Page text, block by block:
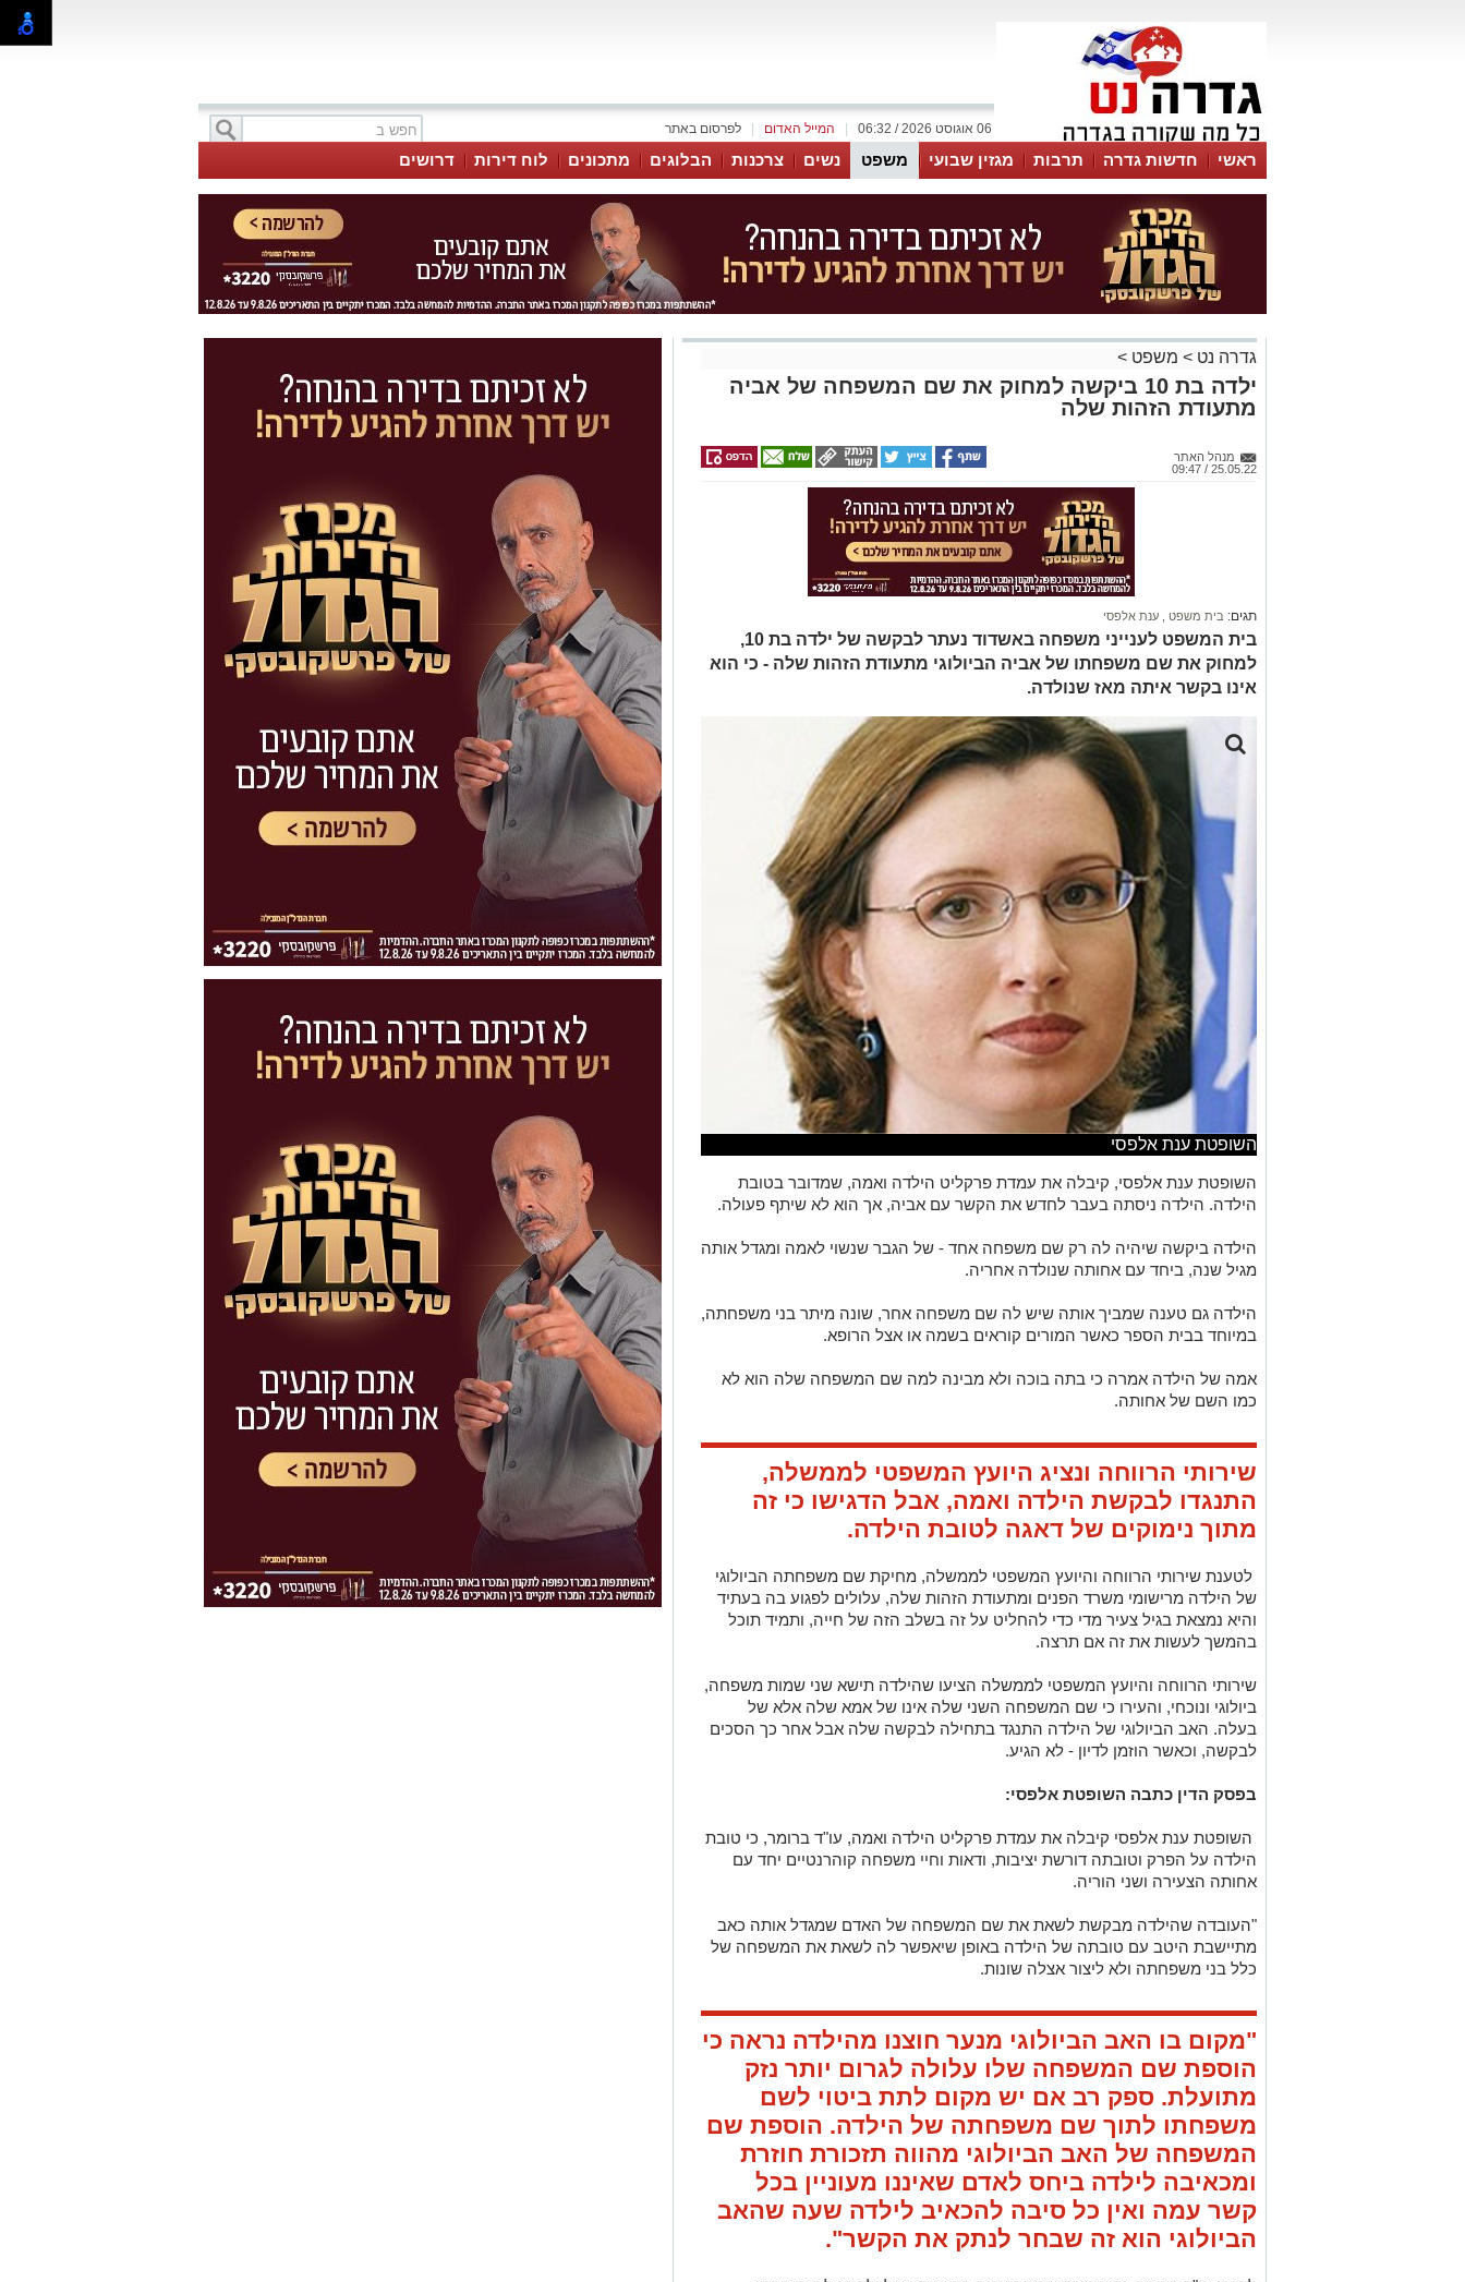
לפרסום באתר המייל האדום 06 אוגוסט 2026 / 06:32
ראשי חדשות גדרה תרבות מגזין שבועי משפט נשים צרכנות הבלוגים מתכונים לוח דירות דרושים
גדרה נט > משפט >
ילדה בת 10 ביקשה למחוק את שם המשפחה של אביה
מתעודת הזהות שלה
מנהל האתר
25.05.22 / 09:47
תגים: בית משפט ענת אלפסי
בית המשפט לענייני משפחה באשדוד נעתר לבקשה של ילדה בת 10,
למחוק את שם משפחתו של אביה הביולוגי מתעודת הזהות שלה - כי הוא
אינו בקשר איתה מאז שנולדה.
השופטת ענת אלפסי
השופטת ענת אלפסי, קיבלה את עמדת פרקליט הילדה ואמה, שמדובר בטובת
הילדה. הילדה ניסתה בעבר לחדש את הקשר עם אביה, אך הוא לא שיתף פעולה.
הילדה ביקשה שיהיה לה רק שם משפחה אחד - של הגבר שנשוי לאמה ומגדל אותה
מגיל שנה, ביחד עם אחותה שנולדה אחריה.
הילדה גם טענה שמביך אותה שיש לה שם משפחה אחר, שונה מיתר בני משפחתה,
במיוחד בבית הספר כאשר המורים קוראים בשמה או אצל הרופא.
אמה של הילדה אמרה כי בתה בוכה ולא מבינה למה שם המשפחה שלה הוא לא
כמו השם של אחותה.
שירותי הרווחה ונציג היועץ המשפטי לממשלה,
התנגדו לבקשת הילדה ואמה, אבל הדגישו כי זה
מתוך נימוקים של דאגה לטובת הילדה.
לטענת שירותי הרווחה והיועץ המשפטי לממשלה, מחיקת שם משפחתה הביולוגי
של הילדה מרישומי משרד הפנים ומתעודת הזהות שלה, עלולים לפגוע בה בעתיד
והיא נמצאת בגיל צעיר מדי כדי להחליט על זה בשלב הזה של חייה, ותמיד תוכל
בהמשך לעשות את זה אם תרצה.
שירותי הרווחה והיועץ המשפטי לממשלה הציעו שהילדה תישא שני שמות משפחה,
ביולוגי ונוכחי, והעירו כי שם המשפחה השני שלה אינו של אמא שלה אלא של
בעלה. האב הביולוגי של הילדה התנגד בתחילה לבקשה שלה אבל אחר כך הסכים
לבקשה, וכאשר הוזמן לדיון - לא הגיע.
בפסק הדין כתבה השופטת אלפסי:
השופטת ענת אלפסי קיבלה את עמדת פרקליט הילדה ואמה, עו"ד ברומר, כי טובת
הילדה על הפרק וטובתה דורשת יציבות, ודאות וחיי משפחה קוהרנטיים יחד עם
אחותה הצעירה ושני הוריה.
"העובדה שהילדה מבקשת לשאת את שם המשפחה של האדם שמגדל אותה כאב
מתיישבת היטב עם טובתה של הילדה באופן שיאפשר לה לשאת את המשפחה של
כלל בני משפחתה ולא ליצור אצלה שונות.
"מקום בו האב הביולוגי מנער חוצנו מהילדה נראה כי
הוספת שם המשפחה שלו עלולה לגרום יותר נזק
מתועלת. ספק רב אם יש מקום לתת ביטוי לשם
משפחתו לתוך שם משפחתה של הילדה. הוספת שם
המשפחה של האב הביולוגי מהווה תזכורת חוזרת
ומכאיבה לילדה ביחס לאדם שאיננו מעוניין בכל
קשר עמה ואין כל סיבה להכאיב לילדה שעה שהאב
הביולוגי הוא זה שבחר לנתק את הקשר".